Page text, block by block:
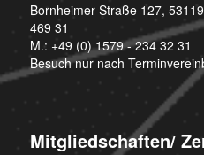
Bornheimer Straße 127,
469 31
M.: +49 (0) 1579 - 234 32 31
Besuch nur nach
Mitgliedschaften/